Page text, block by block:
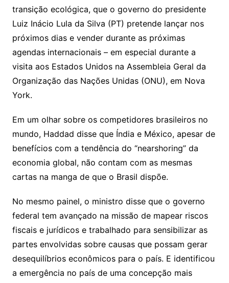
transição ecológica, que o governo do presidente
Luiz Inácio Lula da Silva (PT) pretende lançar nos
próximos dias e vender durante as próximas
agendas internacionais – em especial durante a
visita aos Estados Unidos na Assembleia Geral da
Organização das Nações Unidas (ONU), em Nova
York.
Em um olhar sobre os competidores brasileiros no
mundo, Haddad disse que Índia e México, apesar de
benefícios com a tendência do “nearshoring” da
economia global, não contam com as mesmas
cartas na manga de que o Brasil dispõe.
No mesmo painel, o ministro disse que o governo
federal tem avançado na missão de mapear riscos
fiscais e jurídicos e trabalhado para sensibilizar as
partes envolvidas sobre causas que possam gerar
desequilíbrios econômicos para o país. E identificou
a emergência no país de uma concepção mais